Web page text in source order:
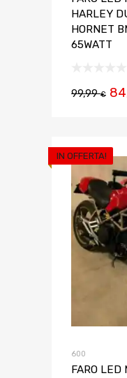
HARLEY
HORNET
65WATT
99,99€
IN OFFERTA!
600
FARO LED